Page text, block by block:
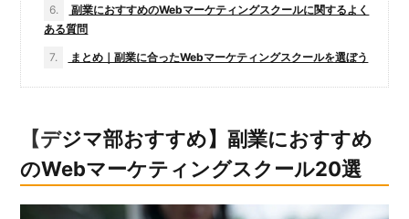
6.
副業におすすめのWebマーケティングスクールに関するよく
ある質問
7. まとめ｜副業に合ったWebマーケティングスクールを選ぼう
【デジマ部おすすめ】副業におすすめ
のWebマーケティングスクール20選